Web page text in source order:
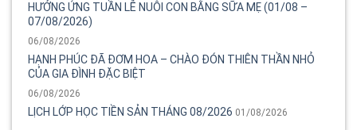
HƯỞNG ỨNG TUẦN LỄ NUÔI CON BẰNG SỮA MẸ (01/08 –
07/08/2026)
06/08/2026
HẠNH PHÚC ĐÃ ĐƠM HOA – CHÀO ĐÓN THIÊN THẦN NHỎ
CỦA GIA ĐÌNH ĐẶC BIỆT
06/08/2026
LỊCH LỚP HỌC TIỀN SẢN THÁNG 08/2026 01/08/2026